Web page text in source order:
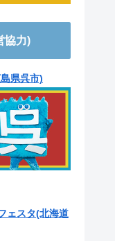
協力)
県呉市)
ェスタ(北海道